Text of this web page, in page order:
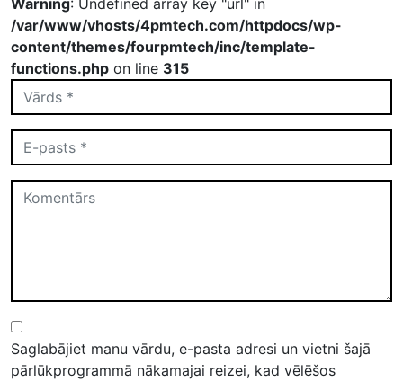
/var/www/vhosts/4pmtech.com/httpdocs/wp-
content/themes/fourpmtech/inc/template-
functions.php on line 315
Saglabājiet manu vārdu, e-pasta adresi un vietni šajā
pārlūkprogrammā nākamajai reizei, kad vēlēšos